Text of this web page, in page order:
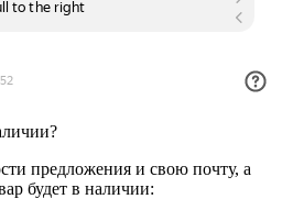
предложения и свою почту, а
будет в наличии: